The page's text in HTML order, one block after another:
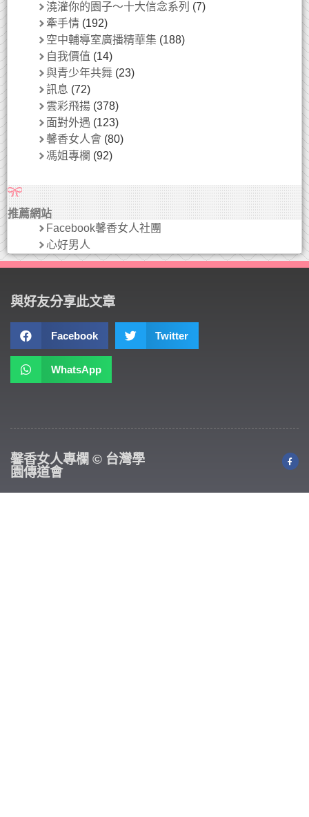
澆灌你的園子～十大信念系列 (7)
牽手情 (192)
空中輔導室廣播精華集 (188)
自我價值 (14)
與青少年共舞 (23)
訊息 (72)
雲彩飛揚 (378)
面對外遇 (123)
馨香女人會 (80)
馮姐專欄 (92)
推薦網站
Facebook馨香女人社團
心好男人
與好友分享此文章
Facebook Twitter
WhatsApp
馨香女人專欄 © 台灣學
園傳道會